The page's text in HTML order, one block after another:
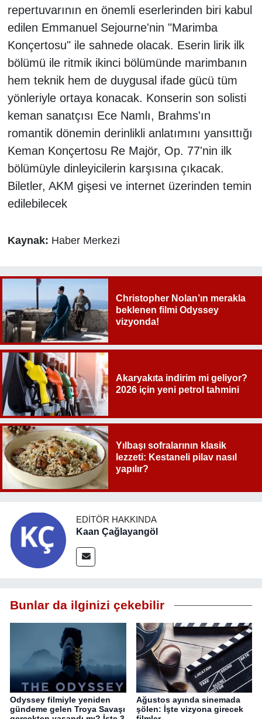
repertuvarının en önemli eserlerinden biri kabul
edilen Emmanuel Sejourne'nin "Marimba
Konçertosu" ile sahnede olacak. Eserin lirik ilk
bölümü ile ritmik ikinci bölümünde marimbanın
hem teknik hem de duygusal ifade gücü tüm
yönleriyle ortaya konacak. Konserin son solisti
keman sanatçısı Ece Namlı, Brahms'ın
romantik dönemin derinlikli anlatımını yansıttığı
Keman Konçertosu Re Majör, Op. 77'nin ilk
bölümüyle dinleyicilerin karşısına çıkacak.
Biletler, AKM gişesi ve internet üzerinden temin
edilebilecek
Kaynak: Haber Merkezi
Christopher Nolan’ın merakla
beklenen filmi Odyssey
vizyonda!
Akaryakıta indirim mi geliyor?
2026 için yeni petrol tahmini
Yılbaşı sofralarının klasik
lezzeti: Kestaneli pilav nasıl
yapılır?
EDITÖR HAKKINDA
Kaan Çağlayangöl
Bunlar da ilginizi çekebilir
Odyssey filmiyle yeniden
gündeme gelen Troya Savaşı
Ağustos ayında sinemada
şölen: İşte vizyona girecek